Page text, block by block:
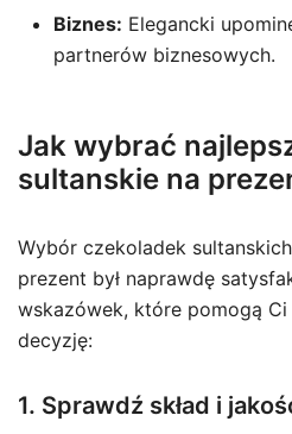
Biznes: Elegancki
partnerów biznesowych.
Jak wybrać
sultanskie na
Wybór czekoladek
prezent był naprawdę
wskazówek, które pomogą
decyzję:
1. Sprawdź skład i